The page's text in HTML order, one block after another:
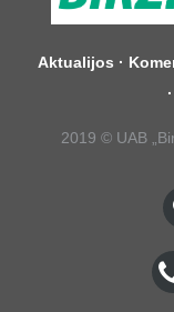
Aktualijos ·
·
2019 © UAB